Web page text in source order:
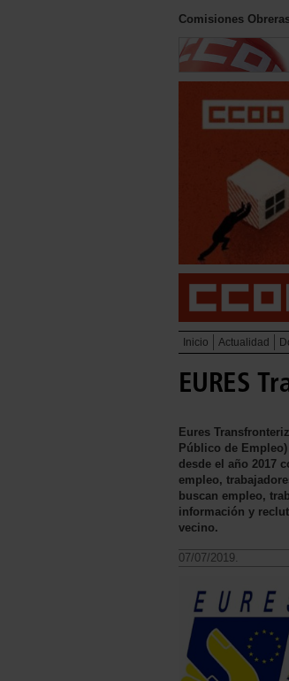
Comisiones
Inicio Actualidad
EURES
Eures
Público de
desde el año 2017
empleo,
buscan empleo,
información y
vecino.
07/07/2019.